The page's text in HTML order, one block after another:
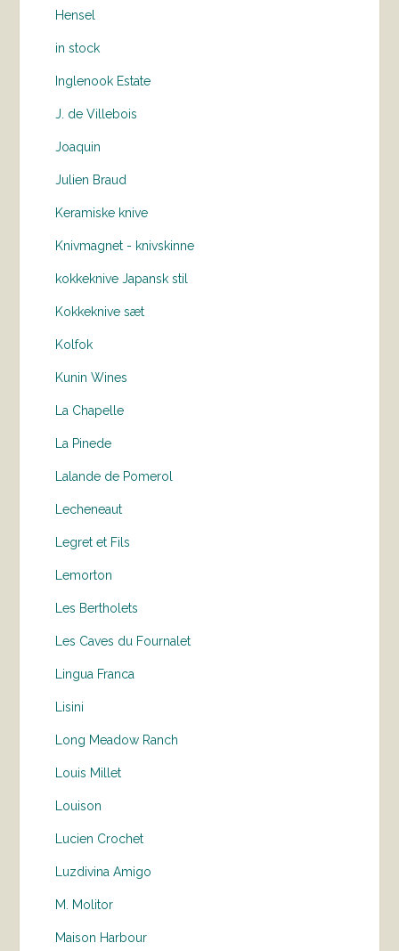
Hensel
in stock
Inglenook Estate
J. de Villebois
Joaquin
Julien Braud
Keramiske knive
Knivmagnet - knivskinne
kokkeknive Japansk stil
Kokkeknive sæt
Kolfok
Kunin Wines
La Chapelle
La Pinede
Lalande de Pomerol
Lecheneaut
Legret et Fils
Lemorton
Les Bertholets
Les Caves du Fournalet
Lingua Franca
Lisini
Long Meadow Ranch
Louis Millet
Louison
Lucien Crochet
Luzdivina Amigo
M. Molitor
Maison Harbour